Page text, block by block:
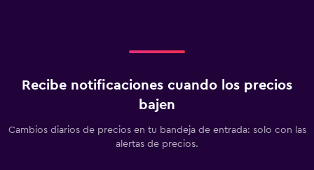
Recibe notificaciones cuando los precios
bajen
Cambios diarios de precios en tu bandeja de entrada: solo con las
alertas de precios.